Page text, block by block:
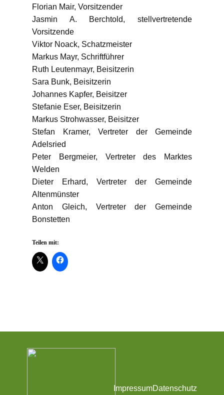
Florian Mair, Vorsitzender
Jasmin A. Berchtold, stellvertretende
Vorsitzende
Viktor Noack, Schatzmeister
Markus Mayr, Schriftführer
Ruth Leutenmayr, Beisitzerin
Sara Bunk, Beisitzerin
Johannes Kapfer, Beisitzer
Stefanie Eser, Beisitzerin
Markus Strohwasser, Beisitzer
Stefan Kramer, Vertreter der Gemeinde
Adelsried
Peter Bergmeier, Vertreter des Marktes
Welden
Dieter Erhard, Vertreter der Gemeinde
Altenmünster
Anton Gleich, Vertreter der Gemeinde
Bonstetten
Teilen mit:
ImpressumDatenschutz